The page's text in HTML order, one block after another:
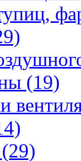
(19)